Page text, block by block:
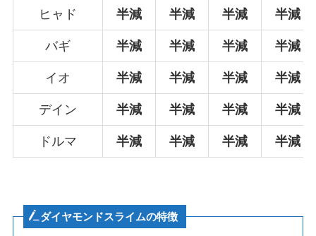
ヒャド 半減 半減 半減 半減
バギ 半減 半減 半減 半減
イオ 半減 半減 半減 半減
デイン 半減 半減 半減 半減
ドルマ 半減 半減 半減 半減
ダイヤモンドスライムの特徴